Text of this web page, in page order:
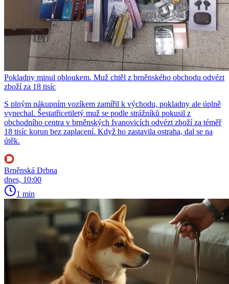
Pokladny minul obloukem. Muž chtěl z brněnského obchodu odvézt
zboží za 18 tisíc
S plným nákupním vozíkem zamířil k východu, pokladny ale úplně
vynechal. Šestatřicetiletý muž se podle strážníků pokusil z
obchodního centra v brněnských Ivanovicích odvézt zboží za téměř
18 tisíc korun bez zaplacení. Když ho zastavila ostraha, dal se na
útěk.
Brněnská Drbna
dnes, 10:00
1 min